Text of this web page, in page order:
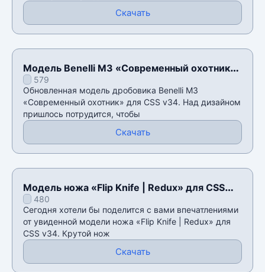
Скачать
Модель Benelli M3 «Современный охотник»
для CSS v34
579
Обновленная модель дробовика Benelli M3
«Современный охотник» для CSS v34. Над дизайном
пришлось потрудится, чтобы
Скачать
Модель ножа «Flip Knife | Redux» для CSS
v34480
Сегодня хотели бы поделится с вами впечатлениями
от увиденной модели ножа «Flip Knife | Redux» для
CSS v34. Крутой нож
Скачать